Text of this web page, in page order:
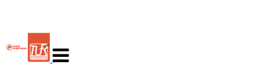
navigasjon